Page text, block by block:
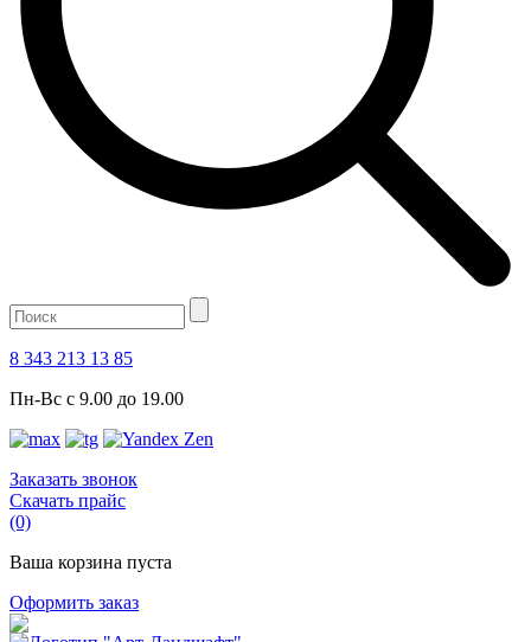
8 343 213 13 85
Пн-Вс с 9.00 до 19.00
Заказать звонок
Скачать прайс
(0)
Ваша корзина пуста
Оформить заказ